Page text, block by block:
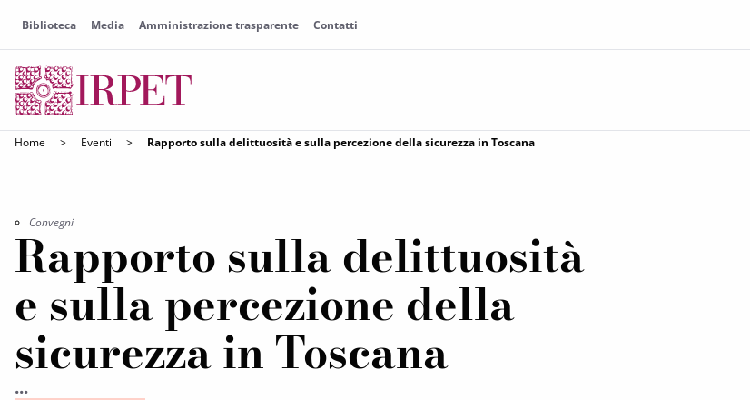
Biblioteca Media Amministrazione trasparente Contatti
Home > Eventi > Rapporto sulla delittuosità e sulla percezione della sicurezza in Toscana
Convegni
Rapporto sulla delittuosità
e sulla percezione della
sicurezza in Toscana
...